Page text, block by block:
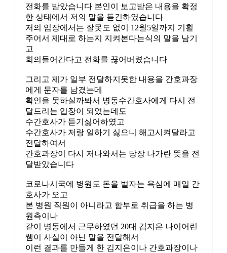
전화를 받았습니다 본인이 보고받은 내용을 확정
한 상태에서 저의 말을 듣긴하였습니다
저의 입장에서는 잘못도 없이 12월5일까지 기횔
주어서 제대로 하는지 지켜본다는식의 말을 남기
고
회의들어간다고 전화를 끊어버렸습니다
그리고 제가 일부 전달하지못한 내용을 간호과장
에게 문자를 남겼는데
확인을 못하실까봐서 병동수간호사에게 다시 전
달드리는 입장이 되었는데도
수간호사가 듣기싫어하였고
수간호사가 저랑 일하기 싫으니 해고시켜달라고
전달하여서
간호과장이 다시 저나와서는 당장 나가란 뜻을 전
달받았습니다
코로나시국에 병원도 돈을 벌자는 욕심에 매일 간
호사가 오고
본 병원 직원이 아니라고 함부로 취급을 하는 병
원측이나
같이 병동에서 근무하였던 20대 김지은 나이어린
쎔이 사실이 아닌 말을 전달해서
이런 결과를 만들게 한 김지은이나 간호과장이나